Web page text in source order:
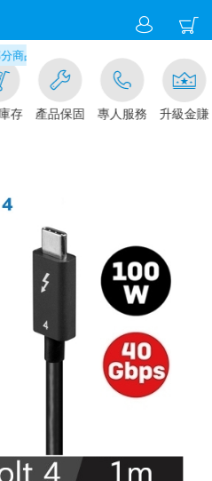
品不適用)-請點我看
存 產品保固 專人服務 升級金賺